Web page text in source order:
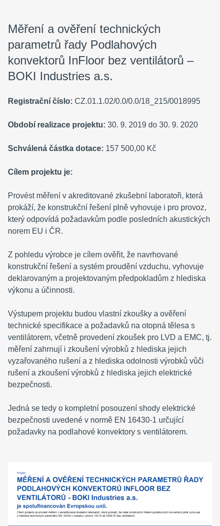
Měření a ověření technických
parametrů řady Podlahových
konvektorů InFloor bez ventilátorů –
BOKI Industries a.s.
Registrační číslo: CZ.01.1.02/0.0/0.0/18_215/0018995
Období realizace projektu: 30. 9. 2019 do 30. 9. 2020
Schválená částka dotace: 157 500,00 Kč
Cílem projektu je:
Provést měření v akreditované zkušební laboratoři, která
prokáží, že konstrukční řešení plně vyhovuje i pro provoz,
který odpovídá požadavkům podle posledních akustických
norem EU i ČR.
Z pohledu výrobce je cílem ověřit, že navrhované
konstrukční řešení a systém proudění vzduchu, vyhovuje
deklarovaným a projektovaným předpokladům z hlediska
výkonu a účinnosti.
Výstupem projektu budou vlastní zkoušky a ověření
technické specifikace a požadavků na otopná tělesa s
ventilátorem, včetně provedení zkoušek pro LVD a EMC, tj.
měření zahrnují i zkoušení výrobků z hlediska jejich
vyzařovaného rušení a z hlediska odolnosti výrobků vůči
rušení a zkoušení výrobků z hlediska jejich elektrické
bezpečnosti.
Jedná se tedy o kompletní posouzení shody elektrické
bezpečnosti uvedené v normě EN 16430-1 určující
požadavky na podlahové konvektory s ventilátorem.